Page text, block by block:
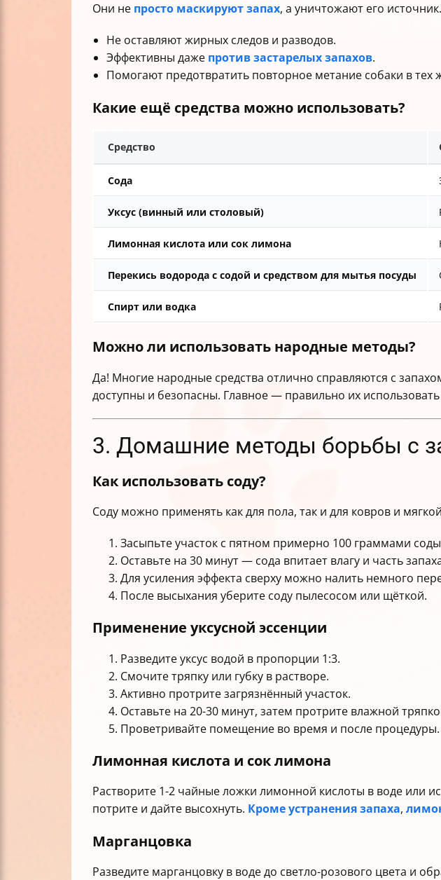
Они не просто маскируют запах, а уничтожают его
Не оставляют жирных следов и разводов.
Эффективны даже против застарелых запахов.
Помогают предотвратить повторное метание собаки в тех
Какие ещё средства можно использовать?
Средство
Сода
Уксус (винный или столовый)
Лимонная кислота или сок лимона
Перекись водорода с содой и средством для мытья посуды
Спирт или водка
Можно ли использовать народные методы?
Да! Многие народные средства отлично справляются с
доступны и безопасны. Главное — правильно их использовать
3. Домашние методы борьбы с
Как использовать соду?
Соду можно применять как для пола, так и для ковров и
Засыпьте участок с пятном примерно 100 граммами
Оставьте на 30 минут — сода впитает влагу и часть
Для усиления эффекта сверху можно налить немного
После высыхания уберите соду пылесосом или щёткой.
Применение уксусной эссенции
Разведите уксус водой в пропорции 1:3.
Смочите тряпку или губку в растворе.
Активно протрите загрязнённый участок.
Оставьте на 20-30 минут, затем протрите влажной
Проветривайте помещение во время и после процедуры.
Лимонная кислота и сок лимона
Растворите 1-2 чайные ложки лимонной кислоты в воде или
потрите и дайте высохнуть. Кроме устранения запаха,
Марганцовка
Разведите марганцовку в воде до светло-розового цвета и